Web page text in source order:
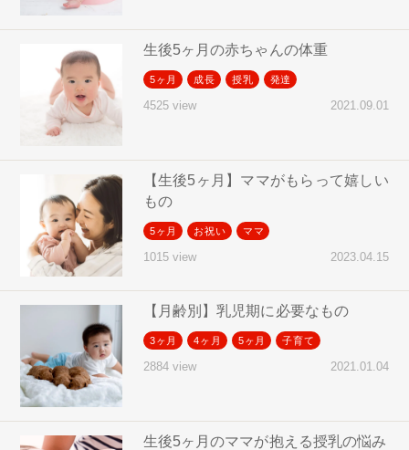
生後5ヶ月の赤ちゃんの体重
5ヶ月 成長 授乳 発達
4525 view 2021.09.01
【生後5ヶ月】ママがもらって嬉しい
もの
5ヶ月 お祝い ママ
1015 view 2023.04.15
【月齢別】乳児期に必要なもの
3ヶ月 4ヶ月 5ヶ月 子育て
2884 view 2021.01.04
生後5ヶ月のママが抱える授乳の悩み